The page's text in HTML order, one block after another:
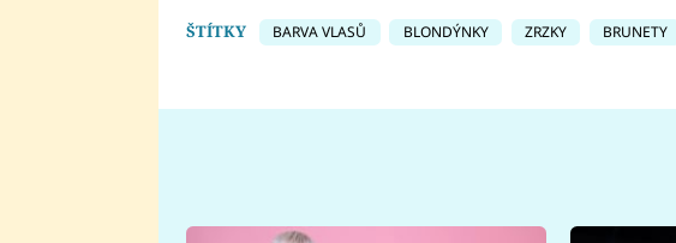
ŠTÍTKY BARVA VLASŮ BLONDÝNKY ZRZKY BRUNETY